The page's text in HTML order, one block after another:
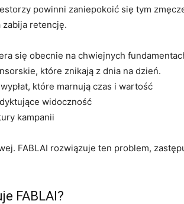
powinni zaniepokoić się tym
zabija retencję.
się obecnie na chwiejnych
które znikają z dnia na dzień.
które marnują czas i wartość
widoczność
kampanii
FABLAI rozwiązuje ten problem,
FABLAI?